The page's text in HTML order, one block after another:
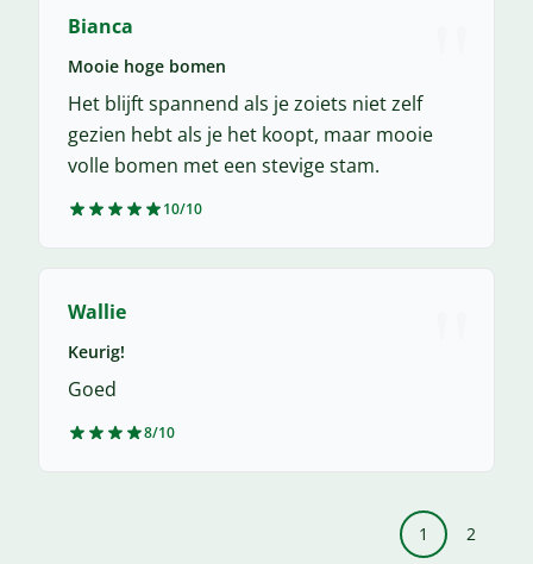
Bianca
Mooie hoge bomen
Het blijft spannend als je zoiets niet zelf
gezien hebt als je het koopt, maar mooie
volle bomen met een stevige stam.
10/10
Wallie
Keurig!
Goed
8/10
1 2